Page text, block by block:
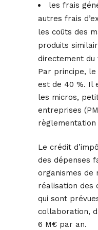
les frais
autres frais
les coûts des
produits
directement du
Par principe, le
est de 40 %. Il
les micros,
entreprises
règlementation
Le crédit
des dépenses
organismes de
réalisation des
qui sont
collaboration,
6 M€ par an.